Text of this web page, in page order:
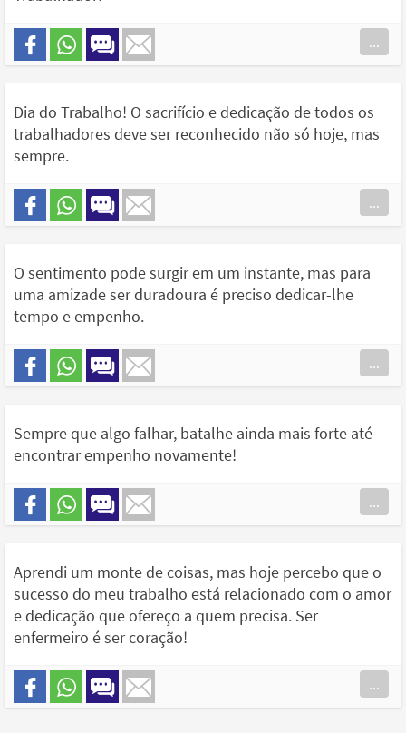
...
Dia do Trabalho! O sacrifício e dedicação de todos os
trabalhadores deve ser reconhecido não só hoje, mas
sempre.
...
O sentimento pode surgir em um instante, mas para
uma amizade ser duradoura é preciso dedicar-lhe
tempo e empenho.
...
Sempre que algo falhar, batalhe ainda mais forte até
encontrar empenho novamente!
...
Aprendi um monte de coisas, mas hoje percebo que o
sucesso do meu trabalho está relacionado com o amor
e dedicação que ofereço a quem precisa. Ser
enfermeiro é ser coração!
...